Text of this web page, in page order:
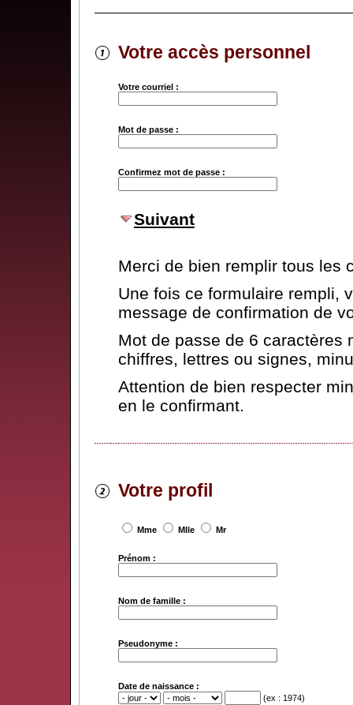
Votre accès personnel
Votre courriel :
Mot de passe :
Confirmez mot de passe :
Suivant
Merci de bien remplir tous les
Une fois ce formulaire rempli,
message de confirmation de
Mot de passe de 6 caractères
chiffres, lettres ou signes,
Attention de bien respecter
en le confirmant.
Votre profil
Mme Mlle Mr
Prénom :
Nom de famille :
Pseudonyme :
Date de naissance :
(ex : 1974)